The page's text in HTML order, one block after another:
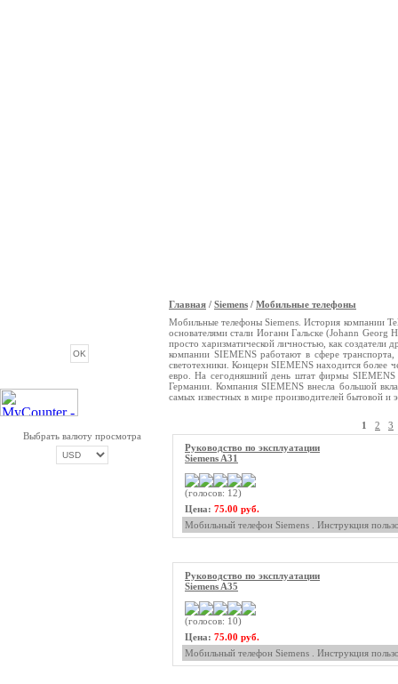
Выбрать валюту просмотра
Главная / Siemens / Мобильные телефоны
Мобильные телефоны Siemens. История компании
основателями стали Иоганн Гальске (Johann
просто харизматической личностью, как создатели
компании SIEMENS работают в сфере
светотехники. Концерн SIEMENS находится более
евро. На сегодняшний день штат фирмы SIEMENS
Германии. Компания SIEMENS внесла большой
самых известных в мире производителей бытовой и
1 2 3
Руководство по эксплуатации
Siemens A31
(голосов: 12)
Цена: 75.00 руб.
Мобильный телефон Siemens . Инструкция
Руководство по эксплуатации
Siemens A35
(голосов: 10)
Цена: 75.00 руб.
Мобильный телефон Siemens . Инструкция